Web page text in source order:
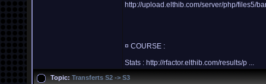
http://upload.elthib.com/server/php/files5/
¤ COURSE :
Stats : http://rfactor.elthib.com/results/p ...
Topic: Transferts S2 -> S3